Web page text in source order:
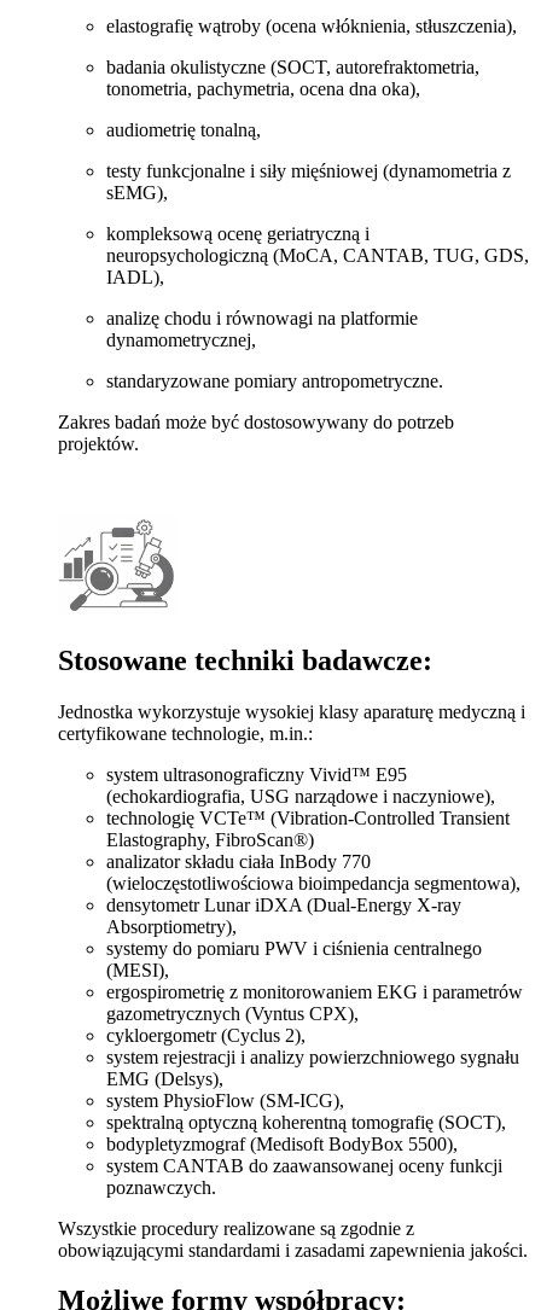
elastografię wątroby (ocena włóknienia, stłuszczenia),
badania okulistyczne (SOCT, autorefraktometria,
tonometria, pachymetria, ocena dna oka),
audiometrię tonalną,
testy funkcjonalne i siły mięśniowej (dynamometria z
sEMG),
kompleksową ocenę geriatryczną i
neuropsychologiczną (MoCA, CANTAB, TUG, GDS,
IADL),
analizę chodu i równowagi na platformie
dynamometrycznej,
standaryzowane pomiary antropometryczne.
Zakres badań może być dostosowywany do potrzeb
projektów.
Stosowane techniki badawcze:
Jednostka wykorzystuje wysokiej klasy aparaturę medyczną i
certyfikowane technologie, m.in.:
system ultrasonograficzny Vivid™ E95
(echokardiografia, USG narządowe i naczyniowe),
technologię VCTe™ (Vibration-Controlled Transient
Elastography, FibroScan®)
analizator składu ciała InBody 770
(wieloczęstotliwościowa bioimpedancja segmentowa),
densytometr Lunar iDXA (Dual-Energy X-ray
Absorptiometry),
systemy do pomiaru PWV i ciśnienia centralnego
(MESI),
ergospirometrię z monitorowaniem EKG i parametrów
gazometrycznych (Vyntus CPX),
cykloergometr (Cyclus 2),
system rejestracji i analizy powierzchniowego sygnału
EMG (Delsys),
system PhysioFlow (SM-ICG),
spektralną optyczną koherentną tomografię (SOCT),
bodypletyzmograf (Medisoft BodyBox 5500),
system CANTAB do zaawansowanej oceny funkcji
poznawczych.
Wszystkie procedury realizowane są zgodnie z
obowiązującymi standardami i zasadami zapewnienia jakości.
Możliwe formy współpracy: